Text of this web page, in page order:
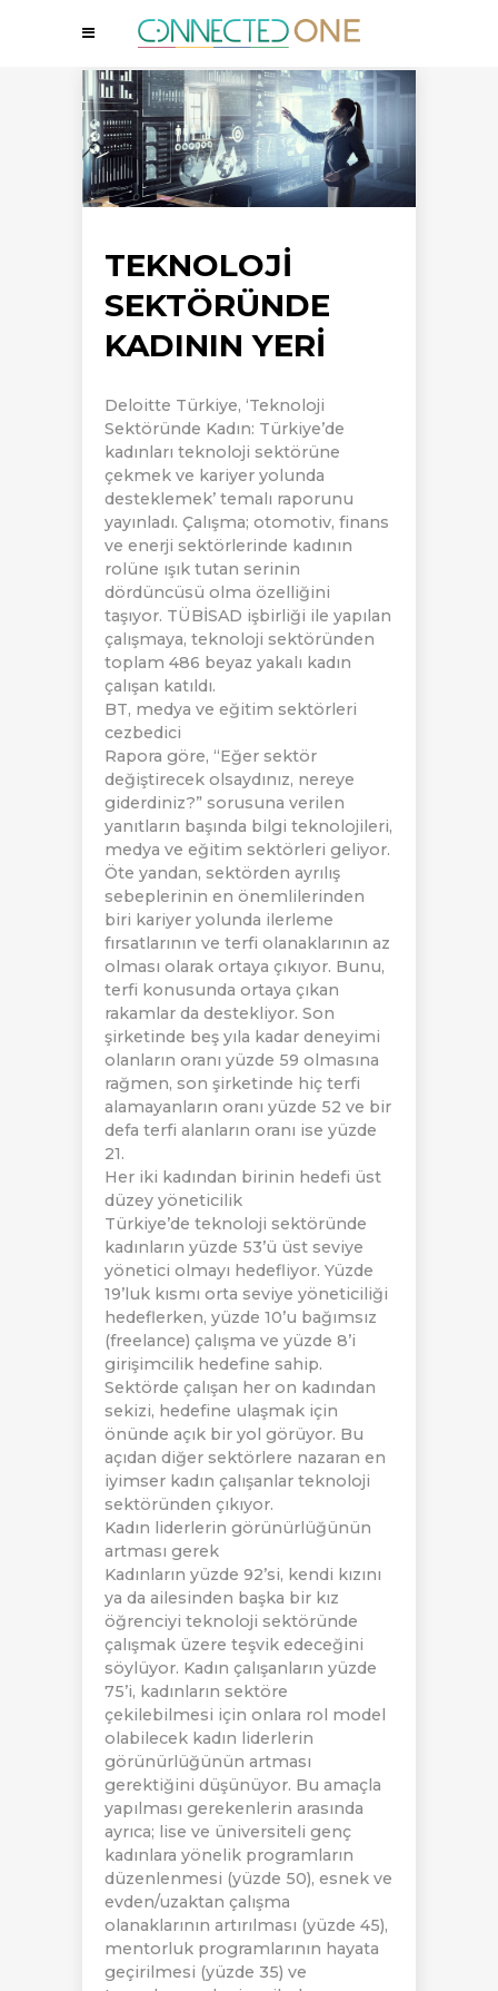
TEKNOLOJI
SEKTÖRÜNDE
KADININ YERI
Deloitte Türkiye, ‘Teknoloji
Sektöründe Kadın: Türkiye’de
kadınları teknoloji sektörüne
çekmek ve kariyer yolunda
desteklemek’ temalı raporunu
yayınladı. Çalışma; otomotiv, finans
ve enerji sektörlerinde kadının
rolüne ışık tutan serinin
dördüncüsü olma özelliğini
taşıyor. TÜBİSAD işbirliği ile yapılan
çalışmaya, teknoloji sektöründen
toplam 486 beyaz yakalı kadın
çalışan katıldı.
BT, medya ve eğitim sektörleri
cezbedici
Rapora göre, “Eğer sektör
değiştirecek olsaydınız, nereye
giderdiniz?” sorusuna verilen
yanıtların başında bilgi teknolojileri,
medya ve eğitim sektörleri geliyor.
Öte yandan, sektörden ayrılış
sebeplerinin en önemlilerinden
biri kariyer yolunda ilerleme
fırsatlarının ve terfi olanaklarının az
olması olarak ortaya çıkıyor. Bunu,
terfi konusunda ortaya çıkan
rakamlar da destekliyor. Son
şirketinde beş yıla kadar deneyimi
olanların oranı yüzde 59 olmasına
rağmen, son şirketinde hiç terfi
alamayanların oranı yüzde 52 ve bir
defa terfi alanların oranı ise yüzde
21.
Her iki kadından birinin hedefi üst
düzey yöneticilik
Türkiye’de teknoloji sektöründe
kadınların yüzde 53’ü üst seviye
yönetici olmayı hedefliyor. Yüzde
19’luk kısmı orta seviye yöneticiliği
hedeflerken, yüzde 10’u bağımsız
(freelance) çalışma ve yüzde 8’i
girişimcilik hedefine sahip.
Sektörde çalışan her on kadından
sekizi, hedefine ulaşmak için
önünde açık bir yol görüyor. Bu
açıdan diğer sektörlere nazaran en
iyimser kadın çalışanlar teknoloji
sektöründen çıkıyor.
Kadın liderlerin görünürlüğünün
artması gerek
Kadınların yüzde 92’si, kendi kızını
ya da ailesinden başka bir kız
öğrenciyi teknoloji sektöründe
çalışmak üzere teşvik edeceğini
söylüyor. Kadın çalışanların yüzde
75’i, kadınların sektöre
çekilebilmesi için onlara rol model
olabilecek kadın liderlerin
görünürlüğünün artması
gerektiğini düşünüyor. Bu amaçla
yapılması gerekenlerin arasında
ayrıca; lise ve üniversiteli genç
kadınlara yönelik programların
düzenlenmesi (yüzde 50), esnek ve
evden/uzaktan çalışma
olanaklarının artırılması (yüzde 45),
mentorluk programlarının hayata
geçirilmesi (yüzde 35) ve